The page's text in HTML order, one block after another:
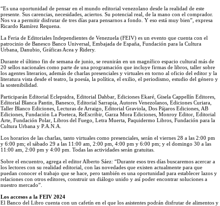
“Es una oportunidad de pensar en el mundo editorial venezolano desde la realidad de este
presente. Sus carencias, necesidades, aciertos. Su potencial real, de la mano con el comprador.
Nos va a permitir disfrutar de tres días para pensarnos a fondo. Y eso está muy bien”, expresa
Ricardo Ramírez Requena.
La Feria de Editoriales Independientes de Venezuela (FEIV) es un evento que cuenta con el
patrocinio de Banesco Banco Universal, Embajada de España, Fundación para la Cultura
Urbana, Danubio, Gráficas Acea y Ridery.
Durante el último fin de semana de junio, se reunirán en un magnífico espacio cultural más de
20 sellos nacionales como parte de una programación que incluye firmas de libros, taller sobre
los agentes literarios, además de charlas presenciales y virtuales en torno al oficio del editor y la
literatura vista desde el teatro, la poesía, la política, el exilio, el periodismo, estudio del género y
la sostenibilidad.
Participarán Editorial Eclepsidra, Editorial Dahbar, Ediciones Ekaré, Gisela Cappellín Editores,
Editorial Blanca Pantin, Banesco, Editorial Sarrapia, Autores Venezolanos, Ediciones Curiara,
Taller Blanco Ediciones, Lecturas de Arraigo, Editorial Graviola, Dos Pájaros Ediciones, AB
Ediciones, Fundación La Poeteca, ReEscribir, Garza Mora Ediciones, Monroy Editor, Editorial
Arte, Fundación Polar, Libros del Fuego, Letra Muerta, Paquidermo Libros, Fundación para la
Cultura Urbana y P.A.N.A.
Los horarios de las charlas, tanto virtuales como presenciales, serán el viernes 28 a las 2:00 pm
y 6:00 pm; el sábado 29 a las 11:00 am, 2:00 pm, 4:00 pm y 6:00 pm; y el domingo 30 a las
11:00 am, 2:00 pm y 4:00 pm. Todas las actividades serán gratuitas.
Sobre el encuentro, agrega el editor Alberto Sáez: “Durante esos tres días buscaremos acercar a
los lectores con su realidad editorial, con las novedades que existen actualmente para que
puedan conocer el trabajo que se hace, pero también es una oportunidad para establecer lazos y
relaciones con otros editores, construir un diálogo unido y así poder encontrar soluciones a
nuestro mercado”.
Los accesos a la FEIV 2024
El Banco del Libro cuenta con un cafetín en el que los asistentes podrán disfrutar de alimentos y